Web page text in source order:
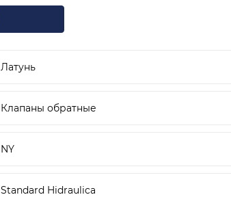
Латунь
Клапаны обратные
NY
Standard Hidraulica